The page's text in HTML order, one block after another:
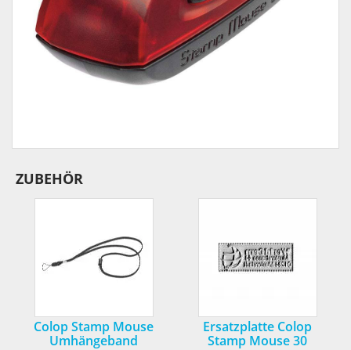
ZUBEHÖR
Colop Stamp Mouse
Umhängeband
Ersatzplatte Colop
Stamp Mouse 30